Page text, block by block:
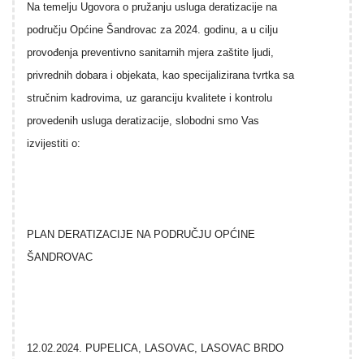
Na temelju Ugovora o pružanju usluga deratizacije na
području Općine Šandrovac za 2024. godinu, a u cilju
provođenja preventivno sanitarnih mjera zaštite ljudi,
privrednih dobara i objekata, kao specijalizirana tvrtka sa
stručnim kadrovima, uz garanciju kvalitete i kontrolu
provedenih usluga deratizacije, slobodni smo Vas
izvijestiti o:
PLAN DERATIZACIJE NA PODRUČJU OPĆINE
ŠANDROVAC
12.02.2024. PUPELICA, LASOVAC, LASOVAC BRDO